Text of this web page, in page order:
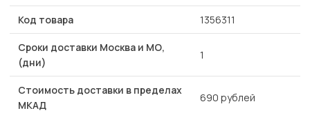
Код товара 1356311
Сроки доставки Москва и МО,
(дни)
1
Стоимость доставки в пределах
МКАД
690 рублей